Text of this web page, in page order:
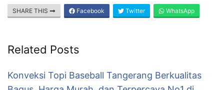
SHARE THIS Facebook Twitter WhatsApp
Related Posts
Konveksi Topi Baseball Tangerang Berkualitas